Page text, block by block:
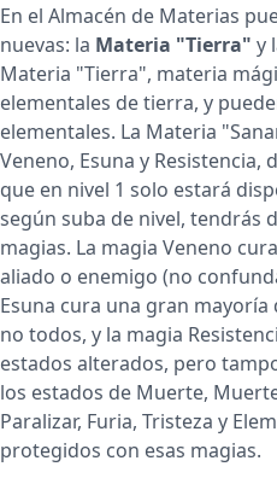
En el Almacén de Materias
nuevas: la Materia "Tierra" y
Materia "Tierra", materia
elementales de tierra, y
elementales. La Materia
Veneno, Esuna y Resistencia,
que en nivel 1 solo estará
según suba de nivel, tendrás
magias. La magia Veneno
aliado o enemigo (no
Esuna cura una gran
no todos, y la magia
estados alterados, pero
los estados de Muerte,
Paralizar, Furia, Tristeza y
protegidos con esas magias.